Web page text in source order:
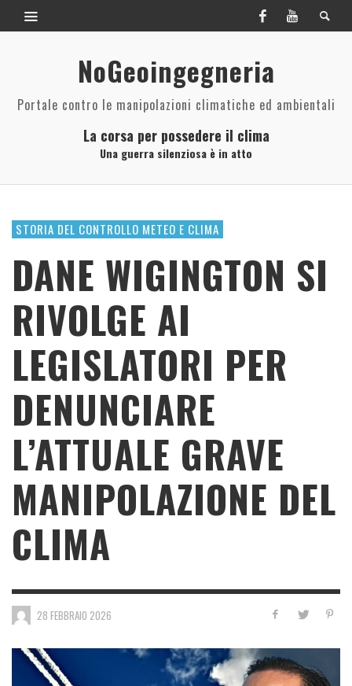
NoGeoingegneria
Portale contro le manipolazioni climatiche ed ambientali
La corsa per possedere il clima
Una guerra silenziosa è in atto
STORIA DEL CONTROLLO METEO E CLIMA
DANE WIGINGTON SI
RIVOLGE AI
LEGISLATORI PER
DENUNCIARE
L’ATTUALE GRAVE
MANIPOLAZIONE DEL
CLIMA
28 FEBBRAIO 2026